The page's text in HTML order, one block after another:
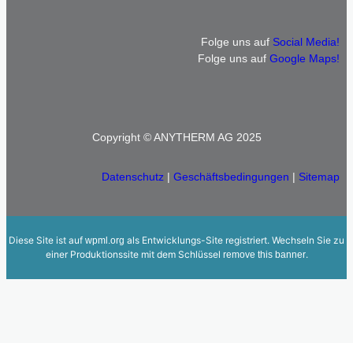
Folge uns auf Social Media!
Folge uns aufGoogle Maps!
Copyright © ANYTHERM AG 2025
Datenschutz |Geschäftsbedingungen | Sitemap
Diese Site ist auf wpml.org als Entwicklungs-Site registriert. Wechseln Sie zu
einer Produktionssite mit dem Schlüssel remove this banner.